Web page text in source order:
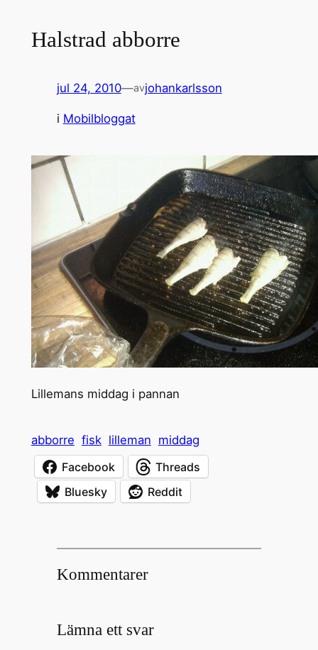
Halstrad abborre
jul 24, 2010—avjohankarlsson
i Mobilbloggat
Lillemans middag i pannan
abborre fisk lilleman middag
Facebook
Threads
Bluesky
Reddit
Kommentarer
Lämna ett svar